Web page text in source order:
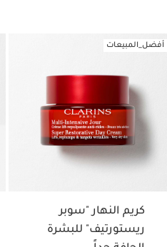
أفضل_المبيعات
كريم النهار "سوبر
ريستورتيف" للبشرة